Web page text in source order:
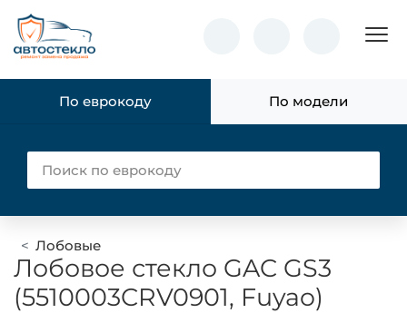
По еврокоду По модели
Лобовые
Лобовое стекло GAC GS3
(5510003CRV0901, Fuyao)